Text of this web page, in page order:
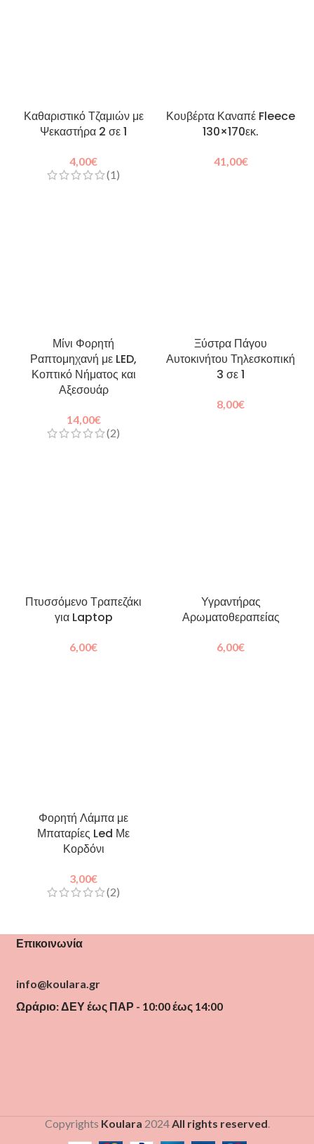
Καθαριστικό Τζαμιών με
Ψεκαστήρα 2 σε 1
4,00€
(1)
Κουβέρτα Καναπέ Fleece
130×170εκ.
41,00€
Μίνι Φορητή
Ραπτομηχανή με LED,
Κοπτικό Νήματος και
Αξεσουάρ
14,00€
(2)
Ξύστρα Πάγου
Αυτοκινήτου Τηλεσκοπική
3 σε 1
8,00€
Πτυσσόμενο Τραπεζάκι
για Laptop
6,00€
Υγραντήρας
Αρωματοθεραπείας
6,00€
Φορητή Λάμπα με
Μπαταρίες Led Με
Κορδόνι
3,00€
(2)
Επικοινωνία
info@koulara.gr
Ωράριο: ΔΕΥ έως ΠΑΡ - 10:00 έως 14:00
Copyrights Koulara 2024All rights reserved.